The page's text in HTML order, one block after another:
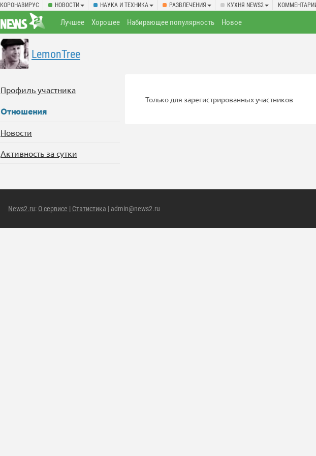
КОРОНАВИРУС НОВОСТИ НАУКА И ТЕХНИКА РАЗВЛЕЧЕНИЯ КУХНЯ NEWS2
Лучшее Хорошее Набирающее популярность Новое
LemonTree
Профиль участника
Отношения
Новости
Активность за сутки
Только для зарегистрированных участников
News2.ru: О сервисе | Статистика | admin@news2.ru